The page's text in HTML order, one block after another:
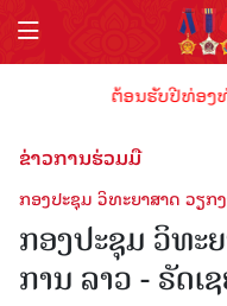
ຕ້ອນຮັບປີທ່ອງທ່ຽ
ຂ່າວການຮ່ວມມື
ກອງປະຊຸມ ວິທະຍາສາດ ວຽກ
ກອງປະຊຸມ ວິທະ
ການ ລາວ - ຣັດເ